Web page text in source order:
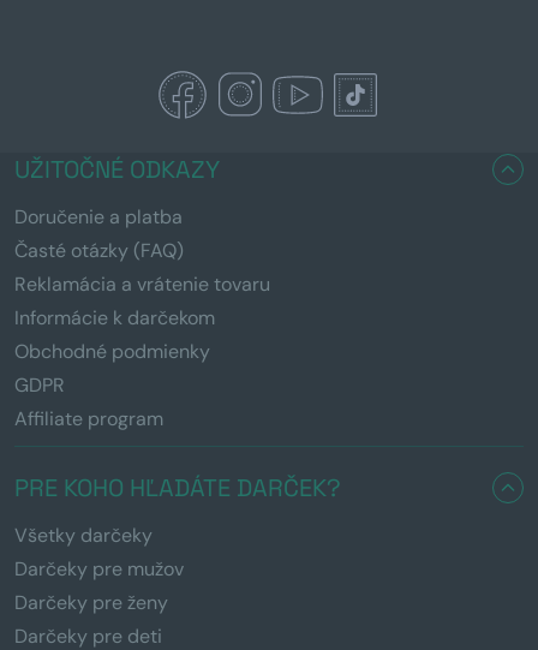
UŽITOČNÉ ODKAZY
Doručenie a platba
Časté otázky (FAQ)
Reklamácia a vrátenie tovaru
Informácie k darčekom
Obchodné podmienky
GDPR
Affiliate program
PRE KOHO HĽADÁTE DARČEK?
Všetky darčeky
Darčeky pre mužov
Darčeky pre ženy
Darčeky pre deti